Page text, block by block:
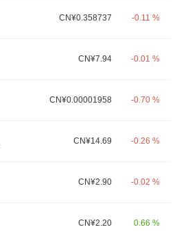
CN¥0.358737 -0.11 %
CN¥7.94 -0.01 %
CN¥0.00001958 -0.70 %
CN¥14.69 -0.26 %
CN¥2.90 -0.02 %
CN¥2.20 0.66 %